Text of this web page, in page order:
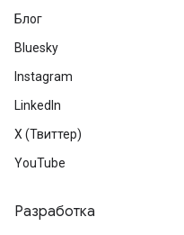
Блог
Bluesky
Instagram
LinkedIn
X (Твиттер)
YouTube
Разработка